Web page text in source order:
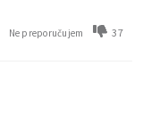
Ne preporučujem 37